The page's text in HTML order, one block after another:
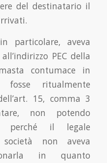
del destinatario il
particolare, aveva
PEC della
contumace in
ritualmente
15, comma 3
non potendo
perché il legale
non aveva
in quanto